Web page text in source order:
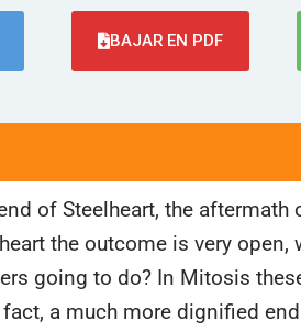
BAJAR EN PDF
of Steelheart, the aftermath
the outcome is very open,
going to do? In Mitosis
a much more dignified